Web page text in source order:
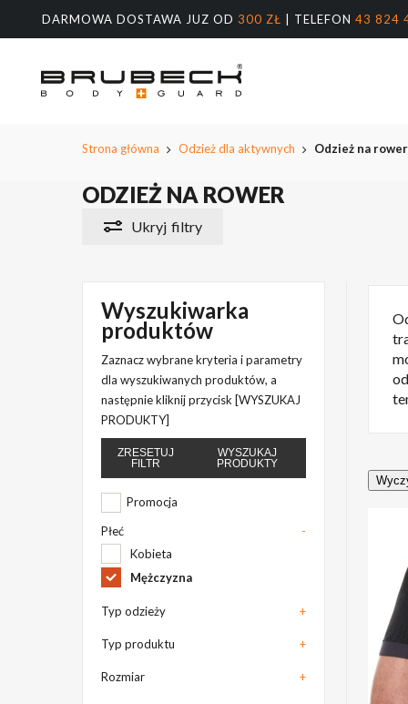
głównej
DARMOWA DOSTAWA JUZ OD 300 ZŁ | TELEFON 43 824
Strona główna Odzież dla aktywnych Odzież na rower
ODZIEŻ NA ROWER
Ukryj filtry
Wyszukiwarka
produktów
Zaznacz wybrane kryteria i parametry
dla wyszukiwanych produktów, a
następnie kliknij przycisk [WYSZUKAJ
PRODUKTY]
ZRESETUJ
FILTR
WYSZUKAJ
PRODUKTY
Promocja
Płeć
-
Kobieta
Mężczyzna
Typ odzieży +
Typ produktu +
Rozmiar +